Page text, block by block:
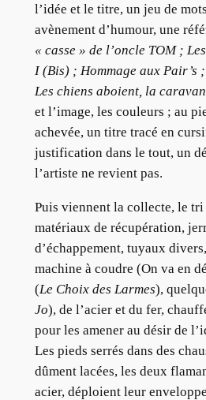
l’idée et le titre, un jeu de
avènement d’humour, une
« casse » de l’oncle TOM ;
I (Bis) ; Hommage aux Pair’s
Les chiens aboient, la
et l’image, les couleurs ; au
achevée, un titre tracé en
justification dans le tout, un
l’artiste ne revient pas.
Puis viennent la collecte, le
matériaux de récupération,
d’échappement, tuyaux
machine à coudre (On va en
(Le Choix des Larmes),
Jo), de l’acier et du fer,
pour les amener au désir de
Les pieds serrés dans des
dûment lacées, les deux
acier, déploient leur